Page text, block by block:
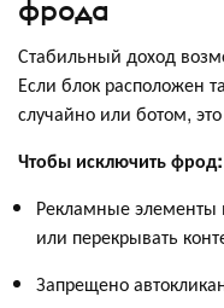
фрода
Стабильный доход
Если блок расположен
случайно или ботом,
Чтобы исключить фрод:
Рекламные элементы
или перекрывать
Запрещено